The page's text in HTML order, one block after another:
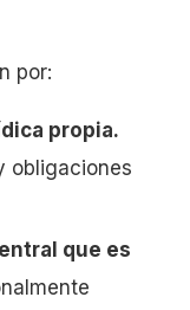
por:
propia.
obligaciones
que es